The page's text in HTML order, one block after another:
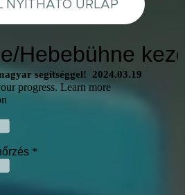
NYITHATÓ ŰRLAP